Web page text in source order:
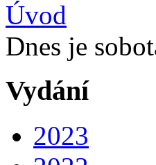
Úvod
Dnes je
Vydání
2023